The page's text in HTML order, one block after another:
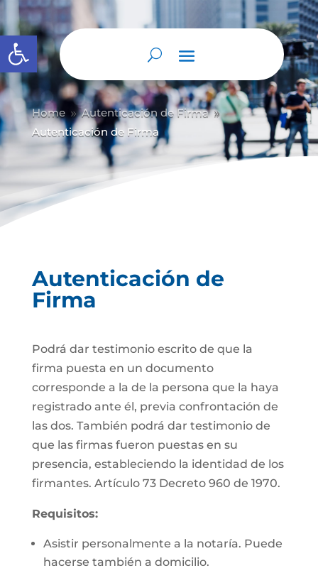
Abrir barra de herramientas
Home 9 Autenticación de Firma 9
Autenticación de Firma
Autenticación de
Firma
Podrá dar testimonio escrito de que la
firma puesta en un documento
corresponde a la de la persona que la haya
registrado ante él, previa confrontación de
las dos. También podrá dar testimonio de
que las firmas fueron puestas en su
presencia, estableciendo la identidad de los
firmantes. Artículo 73 Decreto 960 de 1970.
Requisitos:
Asistir personalmente a la notaría. Puede
hacerse también a domicilio.